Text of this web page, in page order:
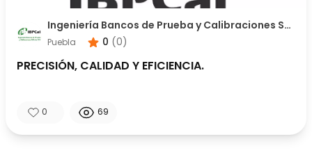
Ingeniería Bancos de Prueba y Calibraciones SA
de CV
Puebla 0 ( 0 )
PRECISIÓN, CALIDAD Y EFICIENCIA.
0 69